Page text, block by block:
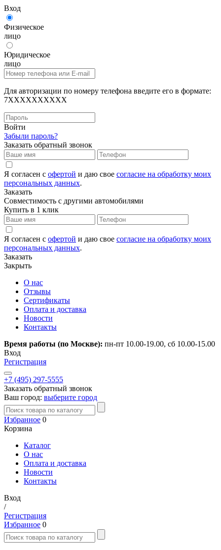
Вход
Физическое
лицо
Юридическое
лицо
Для авторизации по номеру телефона введите его в формате:
7XXXXXXXXXX
Войти
Забыли пароль?
Заказать обратный звонок
Я согласен с офертой и даю свое согласие на обработку моих
персональных данных.
Заказать
Совместимость с другими автомобилями
Купить в 1 клик
Я согласен с офертой и даю свое согласие на обработку моих
персональных данных.
Заказать
Закрыть
О нас
Отзывы
Сертификаты
Оплата и доставка
Новости
Контакты
Время работы (по Москве): пн-пт 10.00-19.00, сб 10.00-15.00
Вход
Регистрация
+7 (495) 297-5555
Заказать обратный звонок
Ваш город: выберите город
Избранное 0
Корзина
Каталог
О нас
Оплата и доставка
Новости
Контакты
Вход
/
Регистрация
Избранное 0